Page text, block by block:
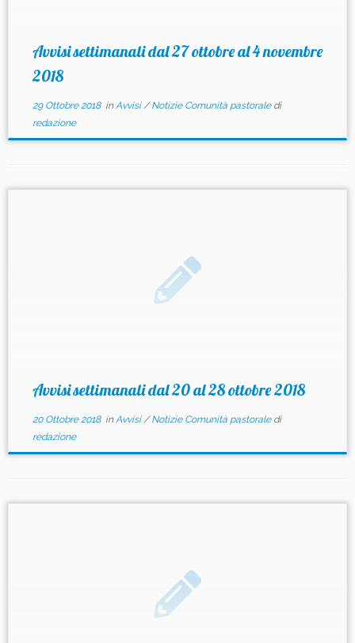
Avvisi settimanali dal 27 ottobre al 4 novembre
2018
29 Ottobre 2018inAvvisi/Notizie Comunità pastorale di
redazione
Avvisi settimanali dal 20 al 28 ottobre 2018
20 Ottobre 2018inAvvisi/Notizie Comunità pastorale di
redazione